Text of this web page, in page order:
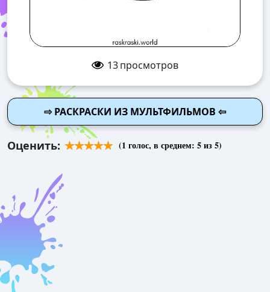
13просмотров
⇨ РАСКРАСКИ ИЗ МУЛЬТФИЛЬМОВ ⇦
Оценить: (1 голос, в среднем: 5из 5)